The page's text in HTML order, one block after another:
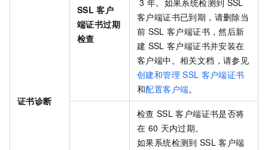
证书诊断
SSL 客户
端证书过期
检查
3 年。如果系统检测到 SSL
客户端证书已到期，请删除当
前 SSL 客户端证书，然后新
建 SSL 客户端证书并安装在
客户端中。相关文档，请参见
创建和管理 SSL 客户端证书
和配置客户端。
检查 SSL 客户端证书是否将
在 60 天内过期。
如果系统检测到 SSL 客户端